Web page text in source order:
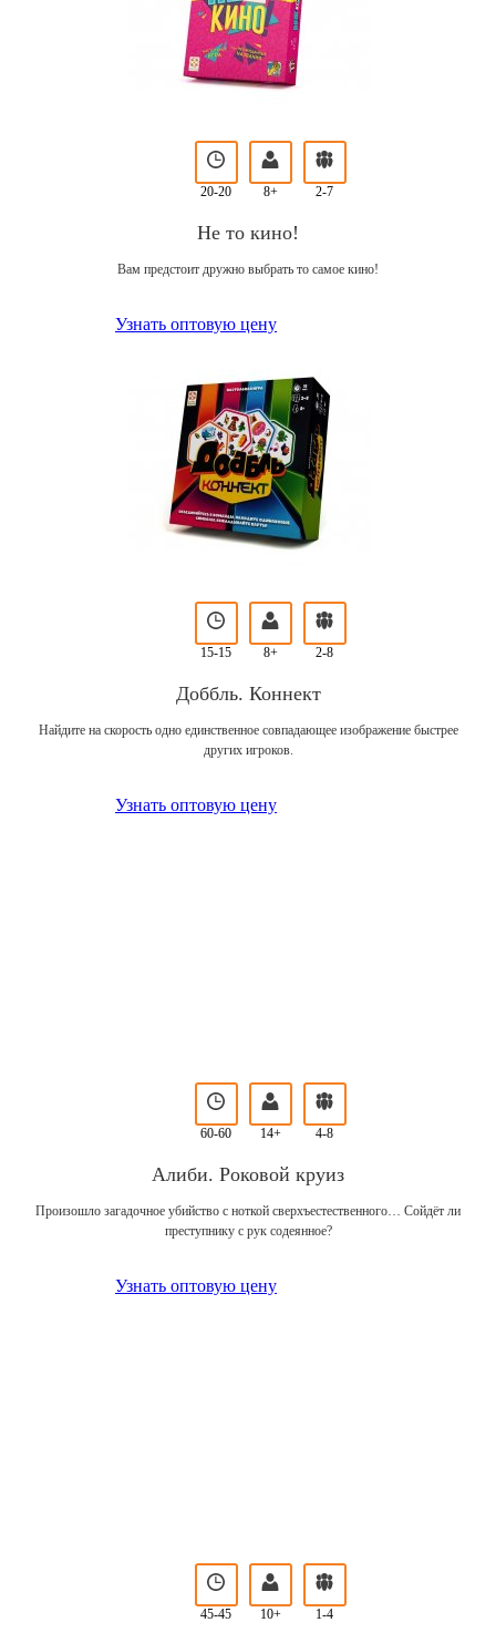
20-20 8+ 2-7
Не то кино!
Вам предстоит дружно выбрать то самое кино!
Узнать оптовую цену
15-15 8+ 2-8
Доббль. Коннект
Найдите на скорость одно единственное совпадающее изображение быстрее
других игроков.
Узнать оптовую цену
60-60 14+ 4-8
Алиби. Роковой круиз
Произошло загадочное убийство с ноткой сверхъестественного… Сойдёт ли
преступнику с рук содеянное?
Узнать оптовую цену
45-45 10+ 1-4